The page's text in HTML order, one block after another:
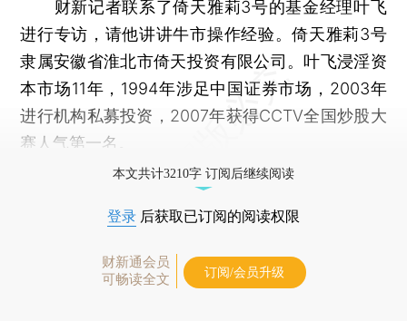
财新记者联系了倚天雅莉3号的基金经理叶飞
进行专访，请他讲讲牛市操作经验。倚天雅莉3号
隶属安徽省淮北市倚天投资有限公司。叶飞浸淫资
本市场11年，1994年涉足中国证券市场，2003年
进行机构私募投资，2007年获得CCTV全国炒股大
赛人气第一名。
本文共计3210字 订阅后继续阅读
登录 后获取已订阅的阅读权限
财新通会员
可畅读全文
订阅/会员升级